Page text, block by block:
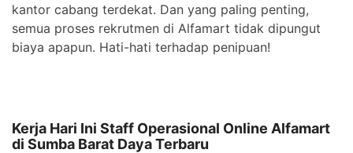
kantor cabang terdekat. Dan yang paling penting,
semua proses rekrutmen di Alfamart tidak dipungut
biaya apapun. Hati-hati terhadap penipuan!
Kerja Hari Ini Staff Operasional Online Alfamart
di Sumba Barat Daya Terbaru